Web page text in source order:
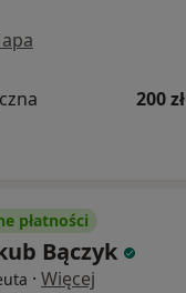
200 zł
płatności
Bączyk
· Więcej